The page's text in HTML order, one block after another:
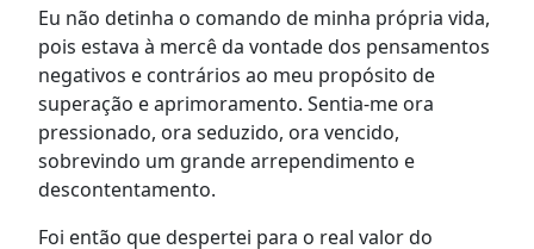
Eu não detinha o comando de minha própria vida,
pois estava à mercê da vontade dos pensamentos
negativos e contrários ao meu propósito de
superação e aprimoramento. Sentia-me ora
pressionado, ora seduzido, ora vencido,
sobrevindo um grande arrependimento e
descontentamento.
Foi então que despertei para o real valor do